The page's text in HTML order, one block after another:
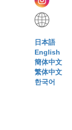
日本語
English
簡体中文
繁体中文
한국어